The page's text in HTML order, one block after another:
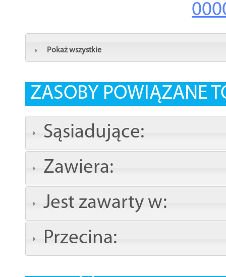
Pokaż wszystkie
ZASOBY POWIĄZANE
Sąsiadujące:
Zawiera:
Jest zawarty w:
Przecina: